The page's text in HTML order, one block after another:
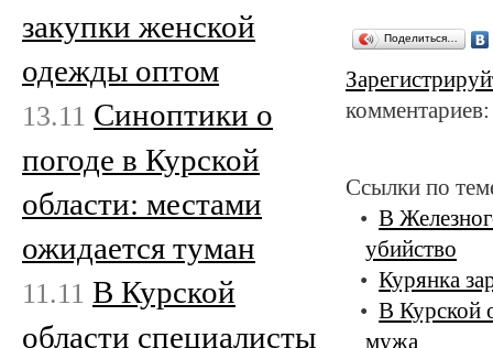
Поделиться…
Ссылки по
В
убийство
Курянка
В Курской
мужа
закупки женской
одежды оптом
13.11 Cиноптики о
погоде в Курской
области: местами
ожидается туман
11.11 В Курской
области специалисты